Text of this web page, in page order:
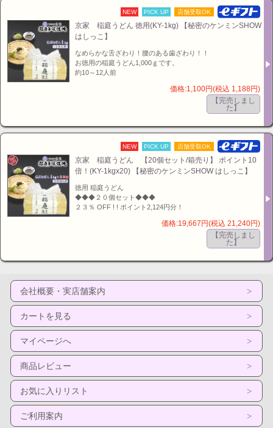
NEW PICK UP 店舗受取OK
京家 稲庭うどん 徳用(KY-1kg) 【秘密のケンミンSHOW
はしっこ】
なめらかな舌ざわり！腰のある歯ざわり！！
お徳用の稲庭うどん1,000ｇです。
約10～12人前
価格:1,100円(税込 1,188円)
【完売しまし
た】
NEW PICK UP 店舗受取OK
京家 稲庭うどん 【20個セット/箱売り】 ポイント10
倍！(KY-1kgx20) 【秘密のケンミンSHOW はしっこ】
徳用 稲庭うどん
◆◆◆２０個セット◆◆◆
２３％ OFF ! ! ポイント2,124円分！
価格:19,667円(税込 21,240円)
【完売しまし
た】
会社概要・実店舗案内
カートを見る
マイページへ
商品レビュー
お気に入りリスト
ご利用案内